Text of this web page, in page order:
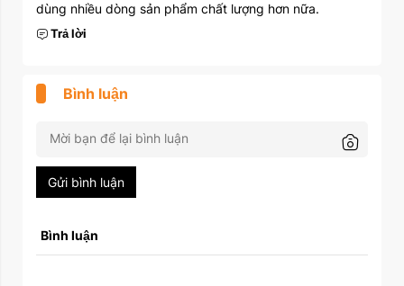
dùng nhiều dòng sản phẩm chất lượng hơn nữa.
Trả lời
Bình luận
Gửi bình luận
Bình luận